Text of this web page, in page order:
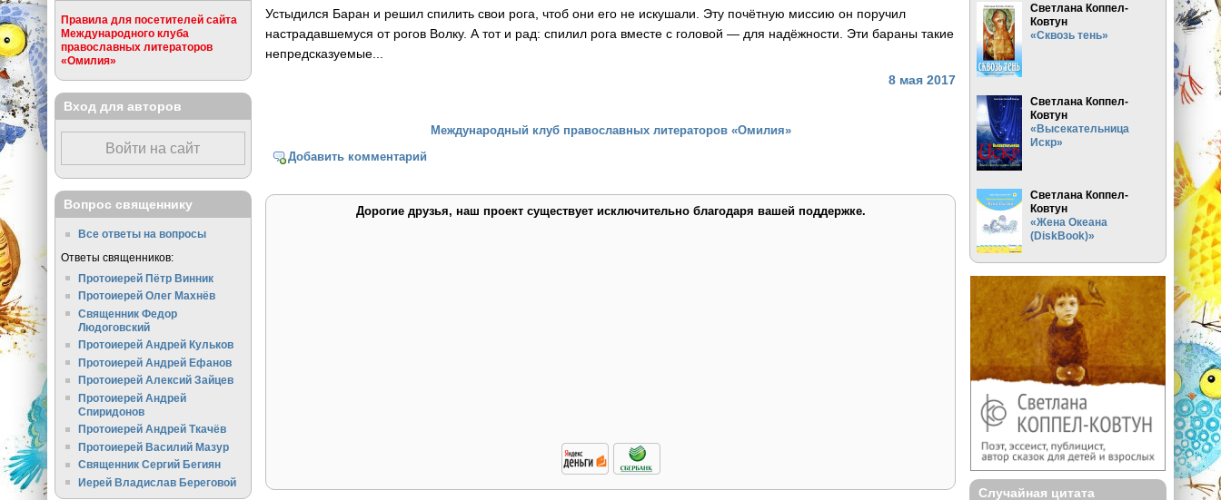
Устыдился Баран и решил спилить свои рога, чтоб они его не искушали. Эту почётную миссию он поручил
настрадавшемуся от рогов Волку. А тот и рад: спилил рога вместе с головой — для надёжности. Эти бараны такие
непредсказуемые...
8 мая 2017
Международный клуб православных литераторов «Омилия»
Добавить комментарий
Дорогие друзья, наш проект существует исключительно благодаря вашей поддержке.
Правила для посетителей сайта
Международного клуба
православных литераторов
«Омилия»
Вход для авторов
Войти на сайт
Вопрос священнику
Все ответы на вопросы
Ответы священников:
Протоиерей Пётр Винник
Протоиерей Олег Махнёв
Священник Федор
Людоговский
Протоиерей Андрей Кульков
Протоиерей Андрей Ефанов
Протоиерей Алексий Зайцев
Протоиерей Андрей
Спиридонов
Протоиерей Андрей Ткачёв
Протоиерей Василий Мазур
Священник Сергий Бегиян
Иерей Владислав Береговой
Светлана Коппел-
Ковтун
«Сквозь тень»
Светлана Коппел-
Ковтун
«Высекательница
Искр»
Светлана Коппел-
Ковтун
«Жена Океана
(DiskBook)»
Случайная цитата